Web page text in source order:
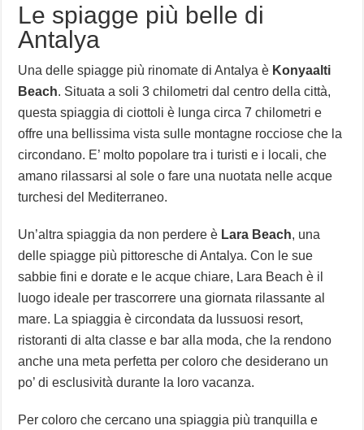
Le spiagge più belle di
Antalya
Una delle spiagge più rinomate di Antalya è Konyaalti
Beach. Situata a soli 3 chilometri dal centro della città,
questa spiaggia di ciottoli è lunga circa 7 chilometri e
offre una bellissima vista sulle montagne rocciose che la
circondano. E’ molto popolare tra i turisti e i locali, che
amano rilassarsi al sole o fare una nuotata nelle acque
turchesi del Mediterraneo.
Un’altra spiaggia da non perdere è Lara Beach, una
delle spiagge più pittoresche di Antalya. Con le sue
sabbie fini e dorate e le acque chiare, Lara Beach è il
luogo ideale per trascorrere una giornata rilassante al
mare. La spiaggia è circondata da lussuosi resort,
ristoranti di alta classe e bar alla moda, che la rendono
anche una meta perfetta per coloro che desiderano un
po’ di esclusività durante la loro vacanza.
Per coloro che cercano una spiaggia più tranquilla e